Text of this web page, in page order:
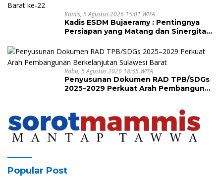
Kamis, 6 Agustus 2026 15:01 WITA
Kadis ESDM Bujaeramy : Pentingnya
Persiapan yang Matang dan Sinergitas
Sulawesi Barat ke-22
Rabu, 5 Agustus 2026 18:55 WITA
Penyusunan Dokumen RAD TPB/SDGs
2025–2029 Perkuat Arah Pembangunan
Popular Post